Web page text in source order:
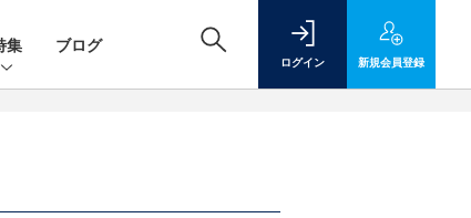
集 ブログ
ログイン 新規会員登録